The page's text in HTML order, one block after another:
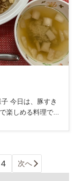
今日は、豚すき
楽しめる料理で...
4 次へ